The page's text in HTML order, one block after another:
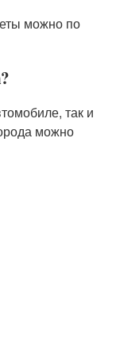
можно по
так и
можно